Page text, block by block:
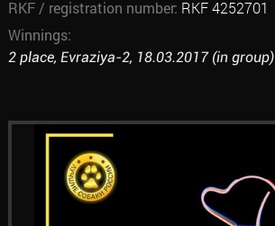
RKF / registration number: RKF 4252701
Winnings:
2 place, Evraziya-2, 18.03.2017 (in group)